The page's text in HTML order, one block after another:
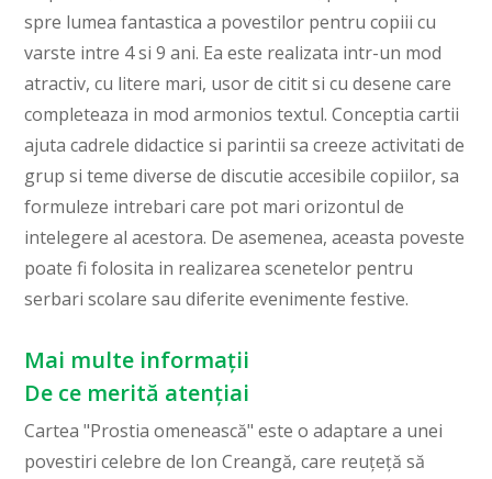
spre lumea fantastica a povestilor pentru copiii cu
varste intre 4 si 9 ani. Ea este realizata intr-un mod
atractiv, cu litere mari, usor de citit si cu desene care
completeaza in mod armonios textul. Conceptia cartii
ajuta cadrele didactice si parintii sa creeze activitati de
grup si teme diverse de discutie accesibile copiilor, sa
formuleze intrebari care pot mari orizontul de
intelegere al acestora. De asemenea, aceasta poveste
poate fi folosita in realizarea scenetelor pentru
serbari scolare sau diferite evenimente festive.
Mai multe informații
De ce merită atențiai
Cartea "Prostia omenească" este o adaptare a unei
povestiri celebre de Ion Creangă, care reuțeță să